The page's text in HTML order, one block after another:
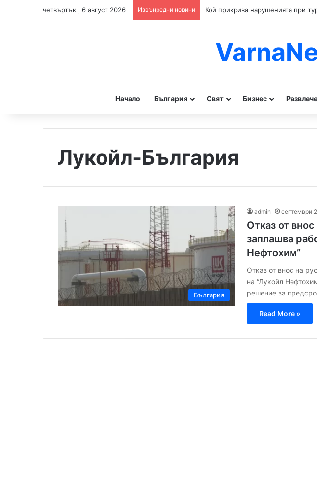
четвъртък , 6 август 2026 Извънредни новини
Начало България Свят Бизнес
Лукойл-България
България
admin септември
Отказ от
заплашва
Нефтохим”
Отказ от внос на
на “Лукойл
решение за
Read More »